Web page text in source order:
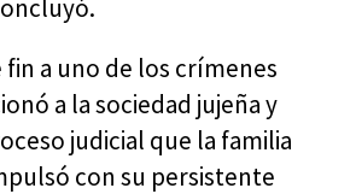
a uno de los crímenes
a la sociedad jujeña y
judicial que la familia
con su persistente